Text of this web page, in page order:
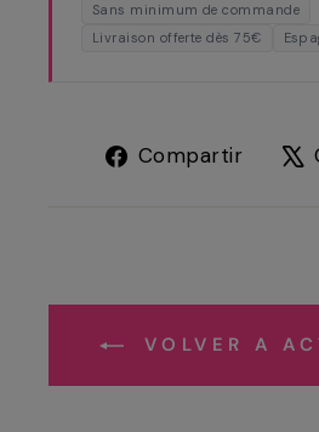
Sans minimum de commande
Livraison offerte dès 75€
Compartir
VOLVER A